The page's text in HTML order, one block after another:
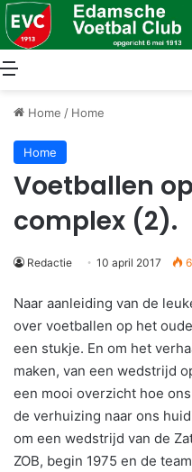
Menu
Home / Home
Home
Voetballen
complex (2).
Redactie 10 april 2017
Naar aanleiding van de
over voetballen op het
een stukje. En om het
maken, van een wedstrijd
een mooi overzicht hoe
de verhuizing naar ons
om een wedstrijd van de
ZOB, begin 1975 en de